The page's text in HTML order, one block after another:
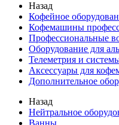
Назад
Кофейное
Кофемашины
Профессиональные
Оборудование для
Телеметрия и
Аксессуары для
Дополнительное
Назад
Нейтральное
Ванны